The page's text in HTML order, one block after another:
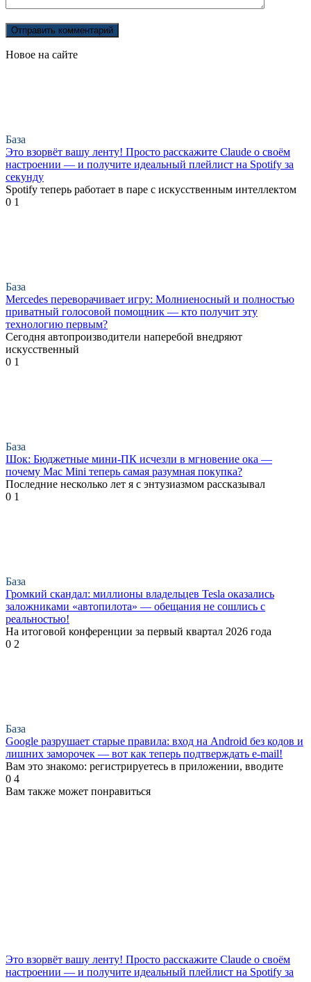
Новое на сайте
База
Это взорвёт вашу ленту! Просто расскажите Claude о своём
настроении — и получите идеальный плейлист на Spotify за
секунду
Spotify теперь работает в паре с искусственным интеллектом
0 1
База
Mercedes переворачивает игру: Молниеносный и полностью
приватный голосовой помощник — кто получит эту
технологию первым?
Сегодня автопроизводители наперебой внедряют
искусственный
0 1
База
Шок: Бюджетные мини-ПК исчезли в мгновение ока —
почему Mac Mini теперь самая разумная покупка?
Последние несколько лет я с энтузиазмом рассказывал
0 1
База
Громкий скандал: миллионы владельцев Tesla оказались
заложниками «автопилота» — обещания не сошлись с
реальностью!
На итоговой конференции за первый квартал 2026 года
0 2
База
Google разрушает старые правила: вход на Android без кодов и
лишних заморочек — вот как теперь подтверждать e-mail!
Вам это знакомо: регистрируетесь в приложении, вводите
0 4
Вам также может понравиться
Это взорвёт вашу ленту! Просто расскажите Claude о своём
настроении — и получите идеальный плейлист на Spotify за